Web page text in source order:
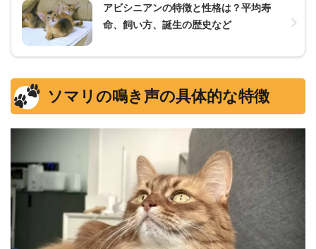
アビシニアンの特徴と性格は？平均寿
命、飼い方、誕生の歴史など
ソマリの鳴き声の具体的な特徴